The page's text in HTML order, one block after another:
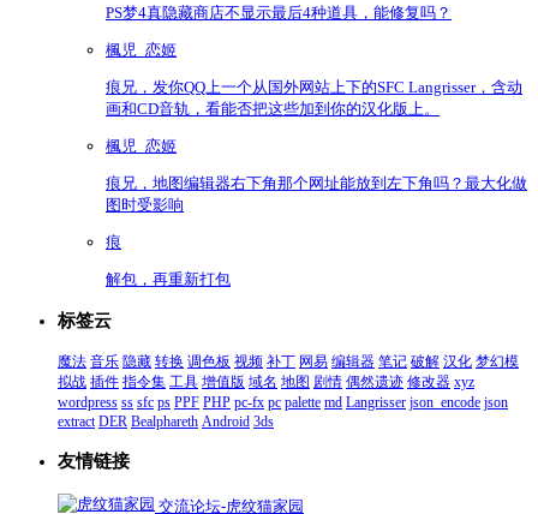
PS梦4真隐藏商店不显示最后4种道具，能修复吗？
楓児_恋姬
痕兄，发你QQ上一个从国外网站上下的SFC Langrisser，含动
画和CD音轨，看能否把这些加到你的汉化版上。
楓児_恋姬
痕兄，地图编辑器右下角那个网址能放到左下角吗？最大化做
图时受影响
痕
解包，再重新打包
标签云
魔法 音乐 隐藏 转换 调色板 视频 补丁 网易 编辑器 笔记 破解 汉化 梦幻模
拟战 插件 指令集 工具 增值版 域名 地图 剧情 偶然遗迹 修改器 xyz
wordpress ss sfc ps PPF PHP pc-fx pc palette md Langrisser json_encode json
extract DER Bealphareth Android 3ds
友情链接
交流论坛-虎纹猫家园